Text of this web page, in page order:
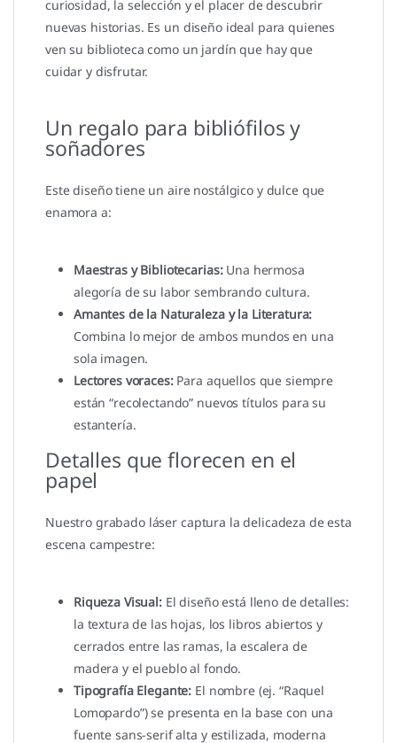
curiosidad, la selección y el placer de descubrir
nuevas historias. Es un diseño ideal para quienes
ven su biblioteca como un jardín que hay que
cuidar y disfrutar.
Un regalo para bibliófilos y
soñadores
Este diseño tiene un aire nostálgico y dulce que
enamora a:
Maestras y Bibliotecarias:Una hermosa
alegoría de su labor sembrando cultura.
Amantes de la Naturaleza y la Literatura:
Combina lo mejor de ambos mundos en una
sola imagen.
Lectores voraces:Para aquellos que siempre
están “recolectando” nuevos títulos para su
estantería.
Detalles que florecen en el
papel
Nuestro grabado láser captura la delicadeza de esta
escena campestre:
Riqueza Visual:El diseño está lleno de detalles:
la textura de las hojas, los libros abiertos y
cerrados entre las ramas, la escalera de
madera y el pueblo al fondo.
Tipografía Elegante: El nombre (ej. “Raquel
Lomopardo”) se presenta en la base con una
fuente sans-serif alta y estilizada, moderna